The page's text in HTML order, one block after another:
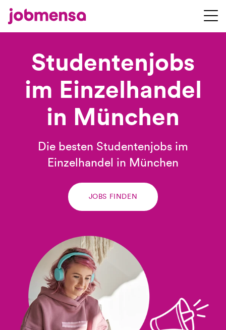
Studentenjobs
im Einzelhandel
in München
Die besten Studentenjobs im
Einzelhandel in München
JOBS FINDEN